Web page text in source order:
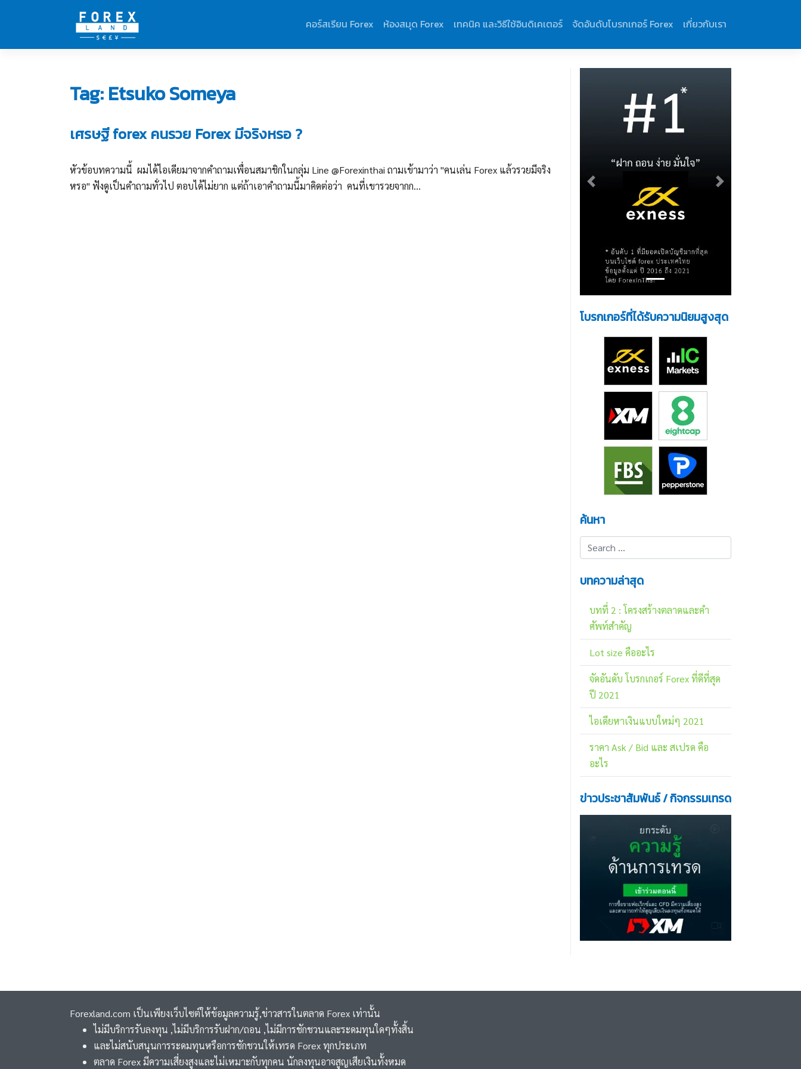
คอร์สเรียน Forex ห้องสมุด Forex เทคนิค และวิธีใช้อินดิเคเตอร์ จัดอันดับโบรกเกอร์ Forex เกี่ยวกับเรา
Tag:Etsuko Someya
เศรษฐี forex คนรวย Forex มีจริงหรอ ?
หัวข้อบทความนี้ ผมได้ไอเดียมาจากคำถามเพื่อนสมาชิกในกลุ่ม Line @Forexinthai ถามเข้ามาว่า "คนเล่น Forex แล้วรวยมีจริง
หรอ" ฟังดูเป็นคำถามทั่วไป ตอบได้ไม่ยาก แต่ถ้าเอาคำถามนี้มาคิดต่อว่า คนที่เขารวยจากก...
Previous Next
โบรกเกอร์ที่ได้รับความนิยมสูงสุด
ค้นหา
บทความล่าสุด
บทที่ 2 : โครงสร้างตลาดและคำ
ศัพท์สำคัญ
Lot size คืออะไร
จัดอันดับ โบรกเกอร์ Forex ที่ดีที่สุด
ปี 2021
ไอเดียหาเงินแบบใหม่ๆ 2021
ราคา Ask / Bid และ สเปรด คือ
อะไร
ข่าวประชาสัมพันธ์ / กิจกรรมเทรด
Forexland.com เป็นเพียงเว็บไซต์ให้ข้อมูลความรู้,ข่าวสารในตลาด Forex เท่านั้น
ไม่มีบริการรับลงทุน ,ไม่มีบริการรับฝาก/ถอน ,ไม่มีการชักชวนและระดมทุนใดๆทั้งสิ้น
และไม่สนับสนุนการระดมทุนหรือการชักชวนให้เทรด Forex ทุกประเภท
ตลาด Forex มีความเสี่ยงสูงและไม่เหมาะกับทุกคน นักลงทุนอาจสูญเสียเงินทั้งหมด